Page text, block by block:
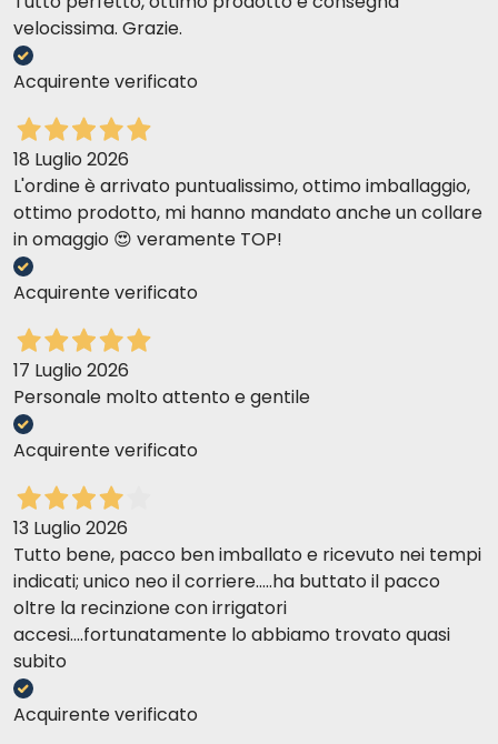
velocissima. Grazie.
Acquirente verificato
18 Luglio 2026
L'ordine è arrivato puntualissimo, ottimo imballaggio,
ottimo prodotto, mi hanno mandato anche un collare
in omaggio 😍 veramente TOP!
Acquirente verificato
17 Luglio 2026
Personale molto attento e gentile
Acquirente verificato
13 Luglio 2026
Tutto bene, pacco ben imballato e ricevuto nei tempi
indicati; unico neo il corriere.....ha buttato il pacco
oltre la recinzione con irrigatori
accesi....fortunatamente lo abbiamo trovato quasi
subito
Acquirente verificato